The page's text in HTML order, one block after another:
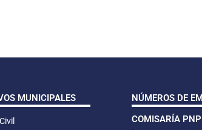
MUNICIPALES
NÚMEROS DE
COMISARÍA PNP